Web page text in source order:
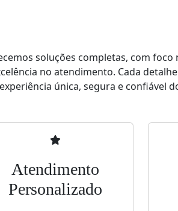
soluções completas, com foco
no atendimento. Cada
única, segura e confiável
Atendimento
Personalizado